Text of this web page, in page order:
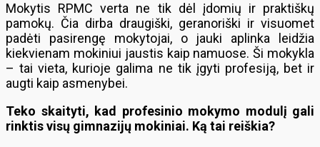
Mokytis RPMC verta ne tik dėl įdomių ir praktiškų
pamokų. Čia dirba draugiški, geranoriški ir visuomet
padėti pasirengę mokytojai, o jauki aplinka leidžia
kiekvienam mokiniui jaustis kaip namuose. Ši mokykla
– tai vieta, kurioje galima ne tik įgyti profesiją, bet ir
augti kaip asmenybei.
Teko skaityti, kad profesinio mokymo modulį gali
rinktis visų gimnazijų mokiniai. Ką tai reiškia?